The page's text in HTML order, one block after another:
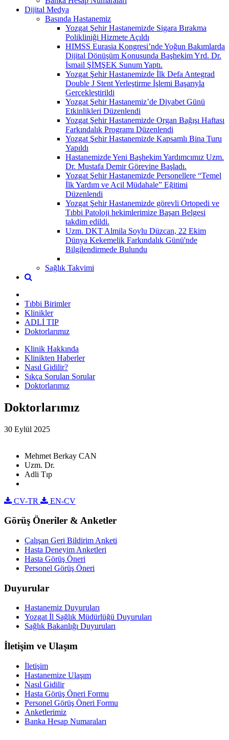
Dijital Medya
Basında Hastanemiz
Yozgat Şehir Hastanemizde Sigara Bırakma
Polikliniği Hizmete Açıldı
HIMSS Eurasia Kongresi’nde Yoğun Bakımlarda
Dijital Dönüşüm Konusunda Başhekim Yrd. Dr.
İsmail ŞİMŞEK Sunum Yaptı.
Yozgat Şehir Hastanemizde İlk Defa Antegrad
Double J Stent Yerleştirme İşlemi Başarıyla
Gerçekleştirildi
Yozgat Şehir Hastanemiz’de Diyabet Günü
Etkinlikleri Düzenlendi
Yozgat Şehir Hastanemizde Organ Bağışı Haftası
Farkındalık Programı Düzenlendi
Yozgat Şehir Hastanemizde Kapsamlı Bina Turu
Yapıldı
Hastanemizde Yeni Başhekim Yardımcımız Uzm.
Dr. Mustafa Demir Görevine Başladı.
Yozgat Şehir Hastanemizde Personellere “Temel
İlk Yardım ve Acil Müdahale” Eğitimi
Düzenlendi
Yozgat Şehir Hastanemizde görevli Ortopedi ve
Tıbbi Patoloji hekimlerimize Başarı Belgesi
takdim edildi.
Uzm. DKT Almila Soylu Düzcan, 22 Ekim
Dünya Kekemelik Farkındalık Günü'nde
Bilgilendirmede Bulundu
Sağlık Takvimi
Tıbbi Birimler
Klinikler
ADLİ TIP
Doktorlarımız
Klinik Hakkında
Klinikten Haberler
Nasıl Gidilir?
Sıkça Sorulan Sorular
Doktorlarımız
Doktorlarımız
30 Eylül 2025
Mehmet Berkay CAN
Uzm. Dr.
Adli Tıp
CV-TR EN-CV
Görüş Öneriler & Anketler
Çalışan Geri Bildirim Anketi
Hasta Deneyim Anketleri
Hasta Görüş Öneri
Personel Görüş Öneri
Duyurular
Hastanemiz Duyuruları
Yozgat İl Sağlık Müdürlüğü Duyuruları
Sağlık Bakanlığı Duyuruları
İletişim ve Ulaşım
İletişim
Hastanemize Ulaşım
Nasıl Gidilir
Hasta Görüş Öneri Formu
Personel Görüş Öneri Formu
Anketlerimiz
Banka Hesap Numaraları